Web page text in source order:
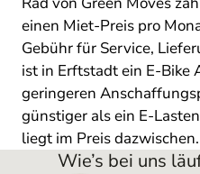
einen Miet-Preis pro
Gebühr für Service,
ist in Erftstadt ein E-Bike
geringeren
günstiger als ein E-
liegt im Preis dazwischen.
Wie’s bei uns